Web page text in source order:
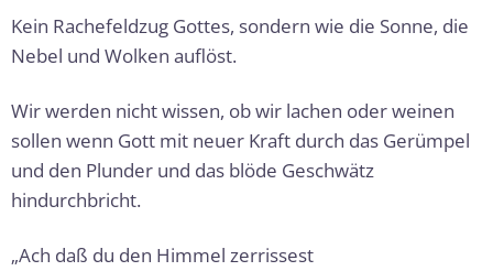
Kein Rachefeldzug Gottes, sondern wie die Sonne, die
Nebel und Wolken auflöst.
Wir werden nicht wissen, ob wir lachen oder wei­nen
sollen wenn Gott mit neuer Kraft durch das Gerümpel
und den Plunder und das blöde Ge­schwätz
hindurchbricht.
„Ach daß du den Himmel zerrissest